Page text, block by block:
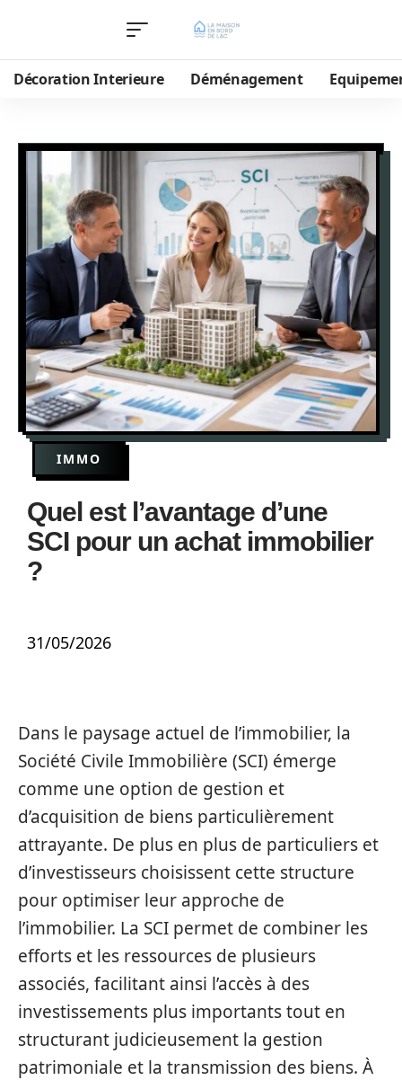
Décoration Interieure Déménagement
IMMO
Quel est l’avantage d’une
SCI pour un achat immobilier
?
31/05/2026
Dans le paysage actuel de l’immobilier, la
Société Civile Immobilière (SCI) émerge
comme une option de gestion et
d’acquisition de biens particulièrement
attrayante. De plus en plus de particuliers et
d’investisseurs choisissent cette structure
pour optimiser leur approche de
l’immobilier. La SCI permet de combiner les
efforts et les ressources de plusieurs
associés, facilitant ainsi l’accès à des
investissements plus importants tout en
structurant judicieusement la gestion
patrimoniale et la transmission des biens. À